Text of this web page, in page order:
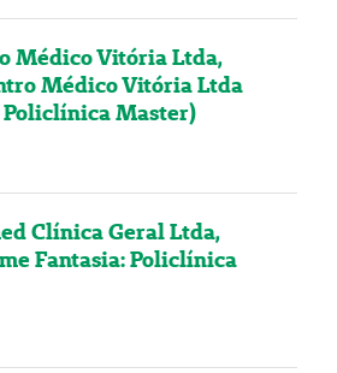
Médico Vitória Ltda,
Médico Vitória Ltda
Policlínica Master)
Clínica Geral Ltda,
Fantasia: Policlínica